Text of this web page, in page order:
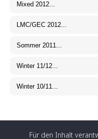
Für den Inhalt